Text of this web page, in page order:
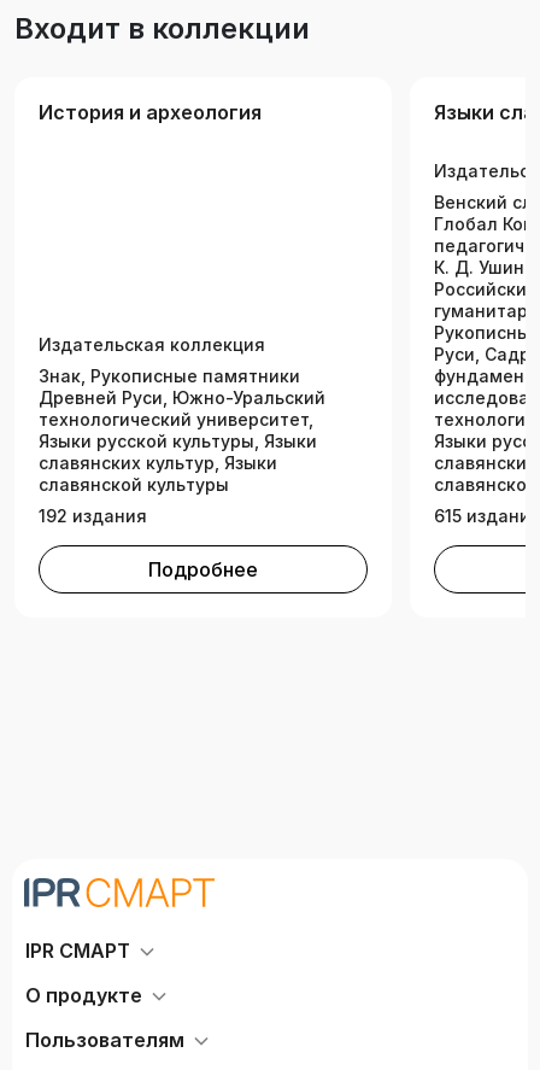
широкого круга читателей.
Входит в коллекции
История и археология
Издательская коллекция
Знак, Рукописные памятники
Древней Руси, Южно-Уральский
технологический университет,
Языки русской культуры, Языки
славянских культур, Языки
славянской культуры
192 издания
Подробнее
Языки
Венский
Глобал
К. Д.
Руси,
Языки
615 изданий
IPR СМАРТ
О продукте
Пользователям